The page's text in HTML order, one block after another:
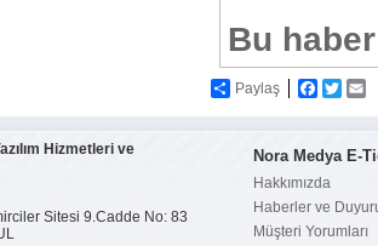
Bu
Paylaş
Hizmetleri ve
Sitesi 9.Cadde No: 83
Nora Medya E-
Hakkımızda
Haberler ve
Müşteri Yorumları